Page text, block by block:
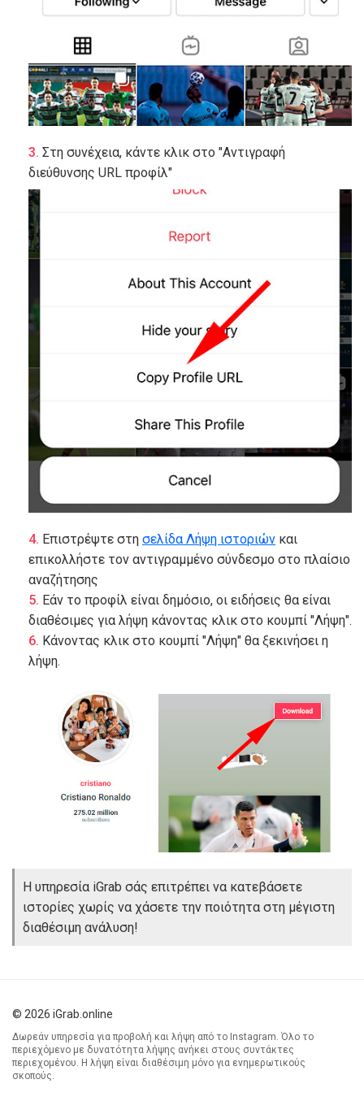
Στη συνέχεια, κάντε κλικ στο "Αντιγραφή
διεύθυνσης URL προφίλ"
Επιστρέψτε στη σελίδα Λήψη ιστοριών και
επικολλήστε τον αντιγραμμένο σύνδεσμο στο πλαίσιο
αναζήτησης
Εάν το προφίλ είναι δημόσιο, οι ειδήσεις θα είναι
διαθέσιμες για λήψη κάνοντας κλικ στο κουμπί "Λήψη".
Κάνοντας κλικ στο κουμπί "Λήψη" θα ξεκινήσει η
λήψη.
Η υπηρεσία iGrab σάς επιτρέπει να κατεβάσετε
ιστορίες χωρίς να χάσετε την ποιότητα στη μέγιστη
διαθέσιμη ανάλυση!
© 2026 iGrab.online
Δωρεάν υπηρεσία για προβολή και λήψη από το Instagram. Όλο το
περιεχόμενο με δυνατότητα λήψης ανήκει στους συντάκτες
περιεχομένου. Η λήψη είναι διαθέσιμη μόνο για ενημερωτικούς
σκοπούς.